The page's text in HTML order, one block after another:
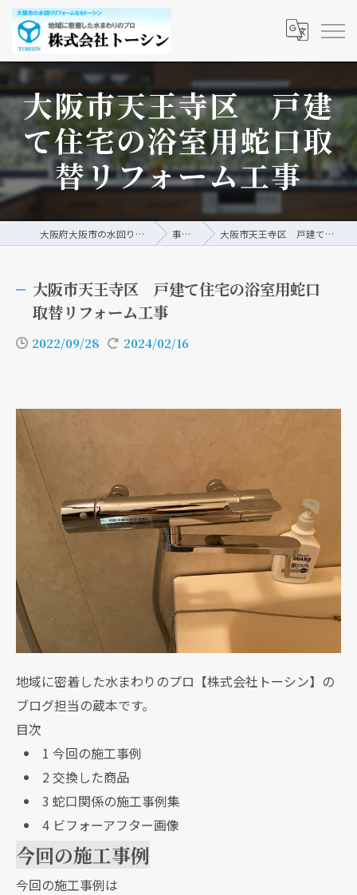
大阪市天王寺区 戸建
て住宅の浴室用蛇口取
替リフォーム工事
大阪府大阪市の水回りリフォームなら株式会社トーシン 事例/ブログ 大阪市天王寺区 戸建て住宅の浴室用蛇口取替リフォーム工事
大阪市天王寺区 戸建て住宅の浴室用蛇口
取替リフォーム工事
2022/09/28 2024/02/16
地域に密着した水まわりのプロ【株式会社トーシン】の
ブログ担当の蔵本です。
目次
1 今回の施工事例
2交換した商品
3 蛇口関係の施工事例集
4ビフォーアフター画像
今回の施工事例
今回の施工事例は